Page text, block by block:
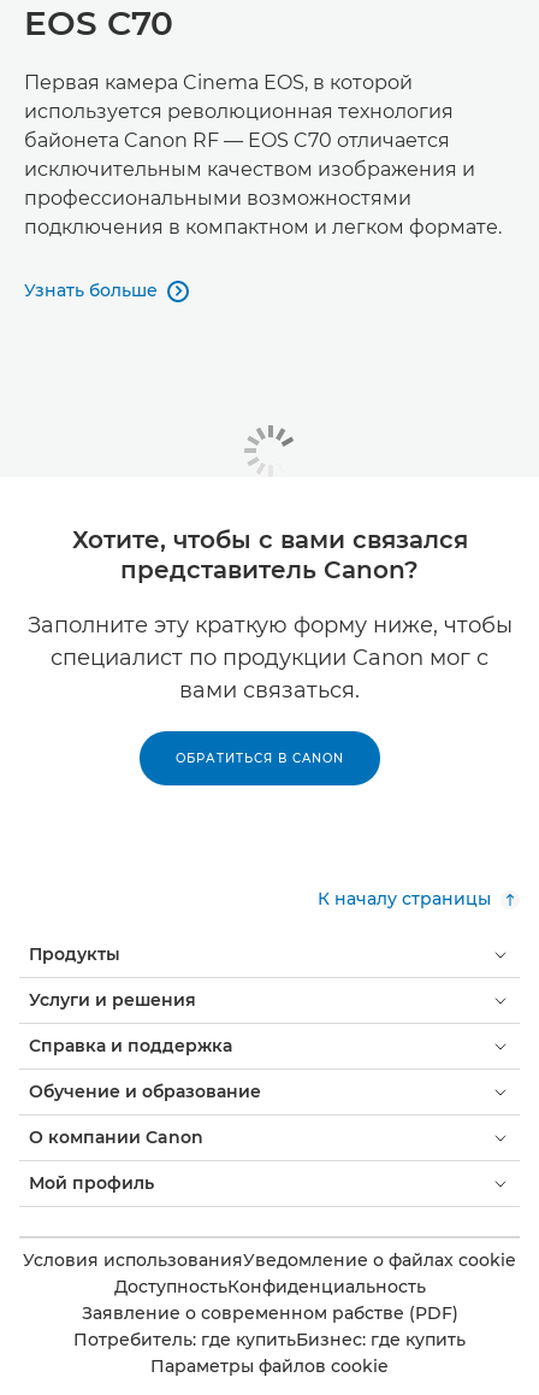
EOS C70
Первая камера Cinema EOS, в которой
используется революционная технология
байонета Canon RF — EOS C70 отличается
исключительным качеством изображения и
профессиональными возможностями
подключения в компактном и легком формате.
Узнать больше 
Хотите, чтобы с вами связался
представитель Canon?
Заполните эту краткую форму ниже, чтобы
специалист по продукции Canon мог с
вами связаться.
ОБРАТИТЬСЯ В CANON
К началу страницы
Продукты
Услуги и решения
Справка и поддержка
Обучение и образование
О компании Canon
Мой профиль
Условия использованияУведомление о файлах cookie
ДоступностьКонфиденциальность
Заявление о современном рабстве (PDF)
Потребитель: где купитьБизнес: где купить
Параметры файлов cookie